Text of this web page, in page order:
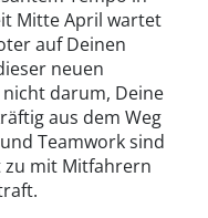
Mitte April wartet
auf Deinen
neuen
darum, Deine
aus dem Weg
Teamwork sind
zu mit Mitfahrern